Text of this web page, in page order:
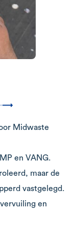
Midwaste
en VANG.
maar de
vastgelegd.
en